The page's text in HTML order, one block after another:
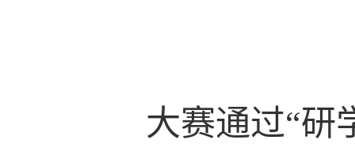
大赛通过“研